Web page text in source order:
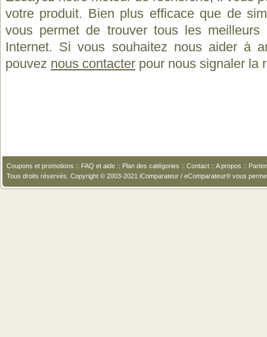
votre produit. Bien plus efficace que de
vous permet de trouver tous les
Internet. Si vous souhaitez nous aider à
pouvez nous contacter pour nous signaler la
Coupons et promotions :: FAQ et aide :: Plan des catégories :: Contact :: A propos ::
Tous droits réservés. Copyright © 2003-2021 iComparateur / eComparateur® vous